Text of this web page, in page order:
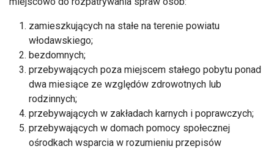
zamieszkujących na stałe na terenie powiatu
włodawskiego;
bezdomnych;
przebywających poza miejscem stałego pobytu ponad
dwa miesiące ze względów zdrowotnych lub
rodzinnych;
przebywających w zakładach karnych i poprawczych;
przebywających w domach pomocy społecznej
ośrodkach wsparcia w rozumieniu przepisów